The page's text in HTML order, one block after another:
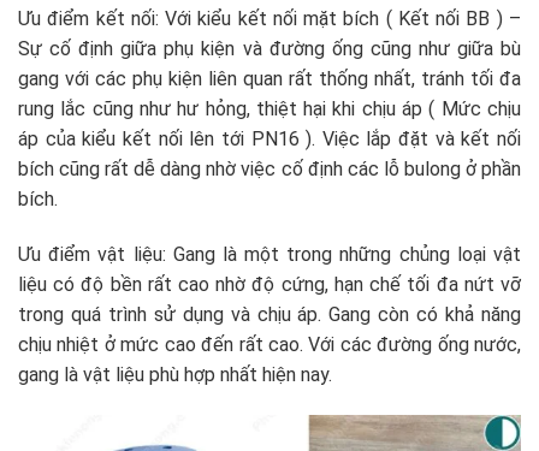
Ưu điểm kết nối: Với kiểu kết nối mặt bích ( Kết nối BB ) –
Sự cố định giữa phụ kiện và đường ống cũng như giữa bù
gang với các phụ kiện liên quan rất thống nhất, tránh tối đa
rung lắc cũng như hư hỏng, thiệt hại khi chịu áp ( Mức chịu
áp của kiểu kết nối lên tới PN16 ). Việc lắp đặt và kết nối
bích cũng rất dễ dàng nhờ việc cố định các lỗ bulong ở phần
bích.
Ưu điểm vật liệu: Gang là một trong những chủng loại vật
liệu có độ bền rất cao nhờ độ cứng, hạn chế tối đa nứt vỡ
trong quá trình sử dụng và chịu áp. Gang còn có khả năng
chịu nhiệt ở mức cao đến rất cao. Với các đường ống nước,
gang là vật liệu phù hợp nhất hiện nay.